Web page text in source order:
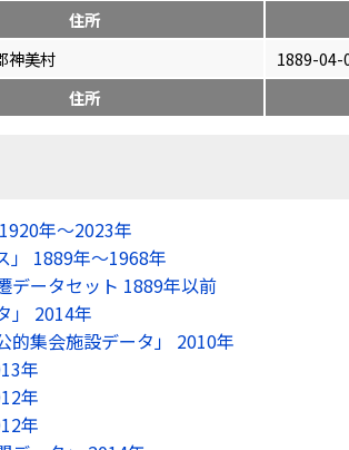
住所
神美村 1889-04-
住所
年〜2023年
」 1889年〜1968年
データセット 1889年以前
」 2014年
的集会施設データ」 2010年
年
年
年